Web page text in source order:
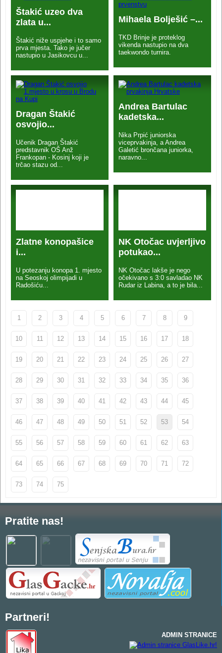
Štakić uzeo dva
zlata u...
Štakić niže uspjehe i to samo
prva mjesta. Tako je jučer
nastupio u Jasikovcu u...
Mihaela Bolješić –...
TKD Brinje je proteklog
vikenda nastupio na dva
taekwondo turnira.
Dragan Štakić
osvojio...
Učenik Dragan Štakić
predstavnik OŠ Anž
Frankopan - Kosinj koji je
trčao stazu od...
Andrea Bartulac
kadetska...
Nika Prpić juniorska
viceprvakinja, a Andrea
Galetić brončana juniorka,
naravno...
Zlatne konopašice
i...
U potezanju konopa 1. mjesto
na Seoskoj olimpijadi u
Radošiću...
NK Otočac uvjerljivo
potukao...
NK Otočac lakše je nego
očekivano s 3:0 savladao NK
Rudar iz Labina, a to je bila...
1 2 3 4 5 6 7 8 9
10 11 12 13 14 15 16 17 18
19 20 21 22 23 24 25 26 27
28 29 30 31 32 33 34 35 36
37 38 39 40 41 42 43 44 45
46 47 48 49 50 51 52 53 54
55 56 57 58 59 60 61 62 63
64 65 66 67 68 69 70 71 72
73 74 75
Pratite nas!
Partneri!
ADMIN STRANICE